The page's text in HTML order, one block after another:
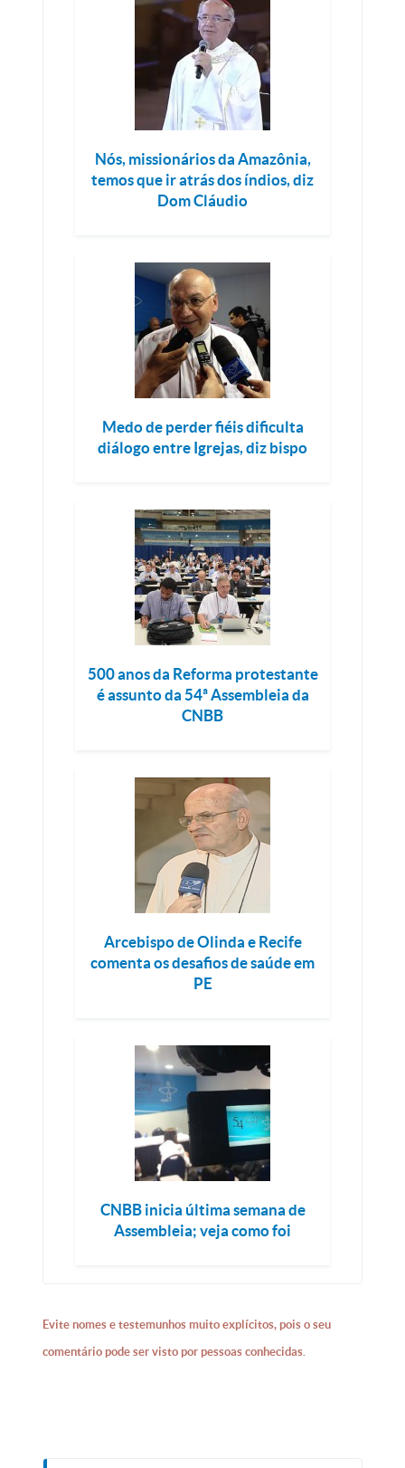
Nós, missionários da Amazônia,
temos que ir atrás dos índios, diz
Dom Cláudio
Medo de perder fiéis dificulta
diálogo entre Igrejas, diz bispo
500 anos da Reforma protestante
é assunto da 54ª Assembleia da
CNBB
Arcebispo de Olinda e Recife
comenta os desafios de saúde em
PE
CNBB inicia última semana de
Assembleia; veja como foi
Evite nomes e testemunhos muito explícitos, pois o seu
comentário pode ser visto por pessoas conhecidas.